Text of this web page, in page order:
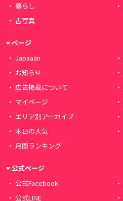
暮らし
古写真
ページ
Japaaan
お知らせ
広告掲載について
マイページ
エリア別アーカイブ
本日の人気
月間ランキング
公式ページ
公式Facebook
公式LINE